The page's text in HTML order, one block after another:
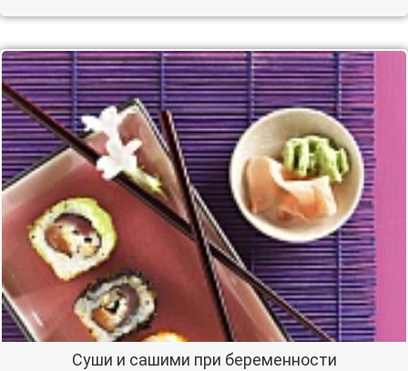
Суши и сашими при беременности